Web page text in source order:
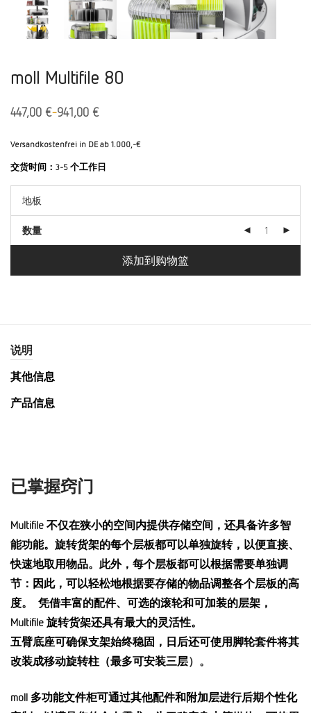
moll Multifile 80
447,00 €-941,00 €
Versandkostenfrei in DE ab 1.000,-€
交货时间： 3-5 个工作日
数量
添加到购物篮
说明
其他信息
产品信息
已掌握窍门
Multifile 不仅在狭小的空间内提供存储空间，还具备许多智
能功能。旋转货架的每个层板都可以单独旋转，以便直接、
快速地取用物品。此外，每个层板都可以根据需要单独调
节：因此，可以轻松地根据要存储的物品调整各个层板的高
度。 凭借丰富的配件、可选的滚轮和可加装的层架，
Multifile 旋转货架还具有最大的灵活性。
五臂底座可确保支架始终稳固，日后还可使用脚轮套件将其
改装成移动旋转柱（最多可安装三层）。
moll 多功能文件柜可通过其他配件和附加层进行后期个性化